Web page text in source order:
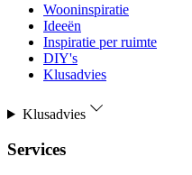
Wooninspiratie
Ideeën
Inspiratie per ruimte
DIY's
Klusadvies
Klusadvies
Services